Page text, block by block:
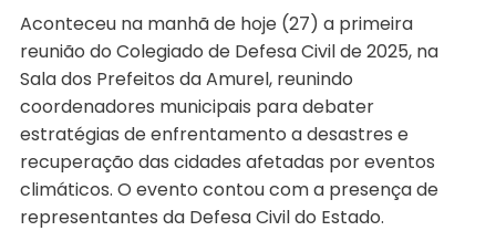
Aconteceu na manhã de hoje (27) a primeira
reunião do Colegiado de Defesa Civil de 2025, na
Sala dos Prefeitos da Amurel, reunindo
coordenadores municipais para debater
estratégias de enfrentamento a desastres e
recuperação das cidades afetadas por eventos
climáticos. O evento contou com a presença de
representantes da Defesa Civil do Estado.